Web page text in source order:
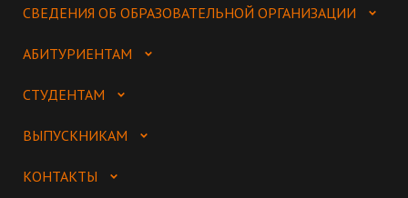
СВЕДЕНИЯ ОБ ОБРАЗОВАТЕЛЬНОЙ ОРГАНИЗАЦИИ
АБИТУРИЕНТАМ
СТУДЕНТАМ
ВЫПУСКНИКАМ
КОНТАКТЫ